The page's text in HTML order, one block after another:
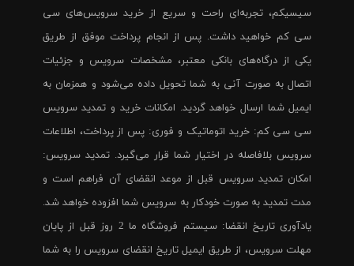
سیسیکم، تجربه‌ای راحت و سریع از خرید سرویس‌های سی
سی کم خواهید داشت. پس از انجام پرداخت موفق از طریق
یکی از درگاه‌های بانکی معتبر، مشخصات سرویس و جزئیات
اتصال به صورت آنی به شما تحویل داده می‌شود و همزمان به
ایمیل شما ارسال خواهد گردید. امکانات خرید و تمدید سرویس
سی سی کم: خرید اتوماتیک و فوری: پس از پرداخت، اطلاعات
سرویس بلافاصله در اختیار شما قرار می‌گیرد. تمدید سرویس:
امکان تمدید سرویس قبل از موعد انقضای آن فراهم است و
مدت تمدید به صورت خودکار به سرویس شما افزوده خواهد شد.
یادآوری تاریخ انقضا: سیستم فروشگاه ما 2 روز قبل از پایان
مهلت سرویس، از طریق ایمیل تاریخ انقضای سرویس را به شما